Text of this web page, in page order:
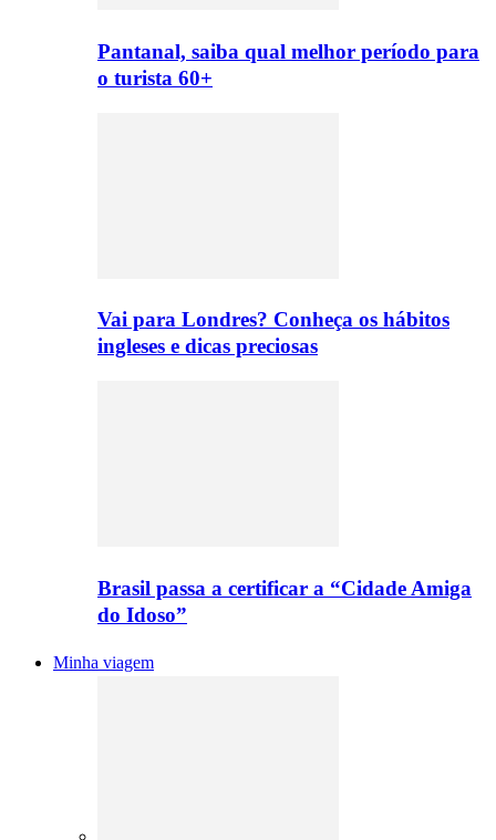
Pantanal, saiba qual melhor período para
o turista 60+
Vai para Londres? Conheça os hábitos
ingleses e dicas preciosas
Brasil passa a certificar a “Cidade Amiga
do Idoso”
Minha viagem